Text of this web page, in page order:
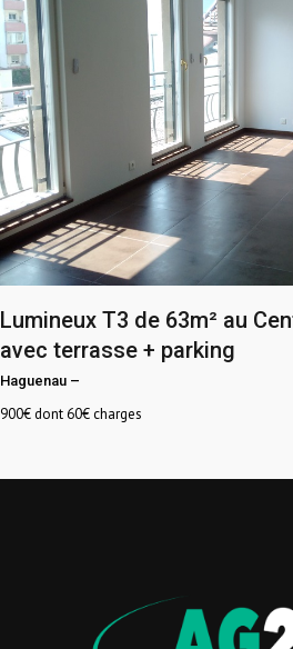
Lumineux T3 de 63m² au
avec terrasse + parking
Haguenau –
900€ dont 60€ charges